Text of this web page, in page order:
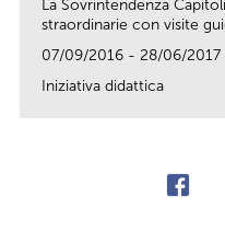
La Sovrintendenza
straordinarie con visite
07/09/2016 - 28/06/2017
Iniziativa didattica